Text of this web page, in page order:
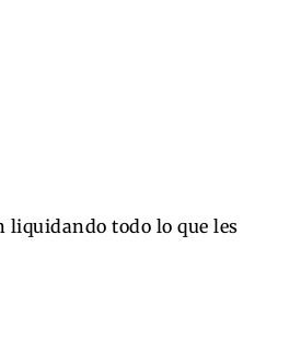
liquidando todo lo que les